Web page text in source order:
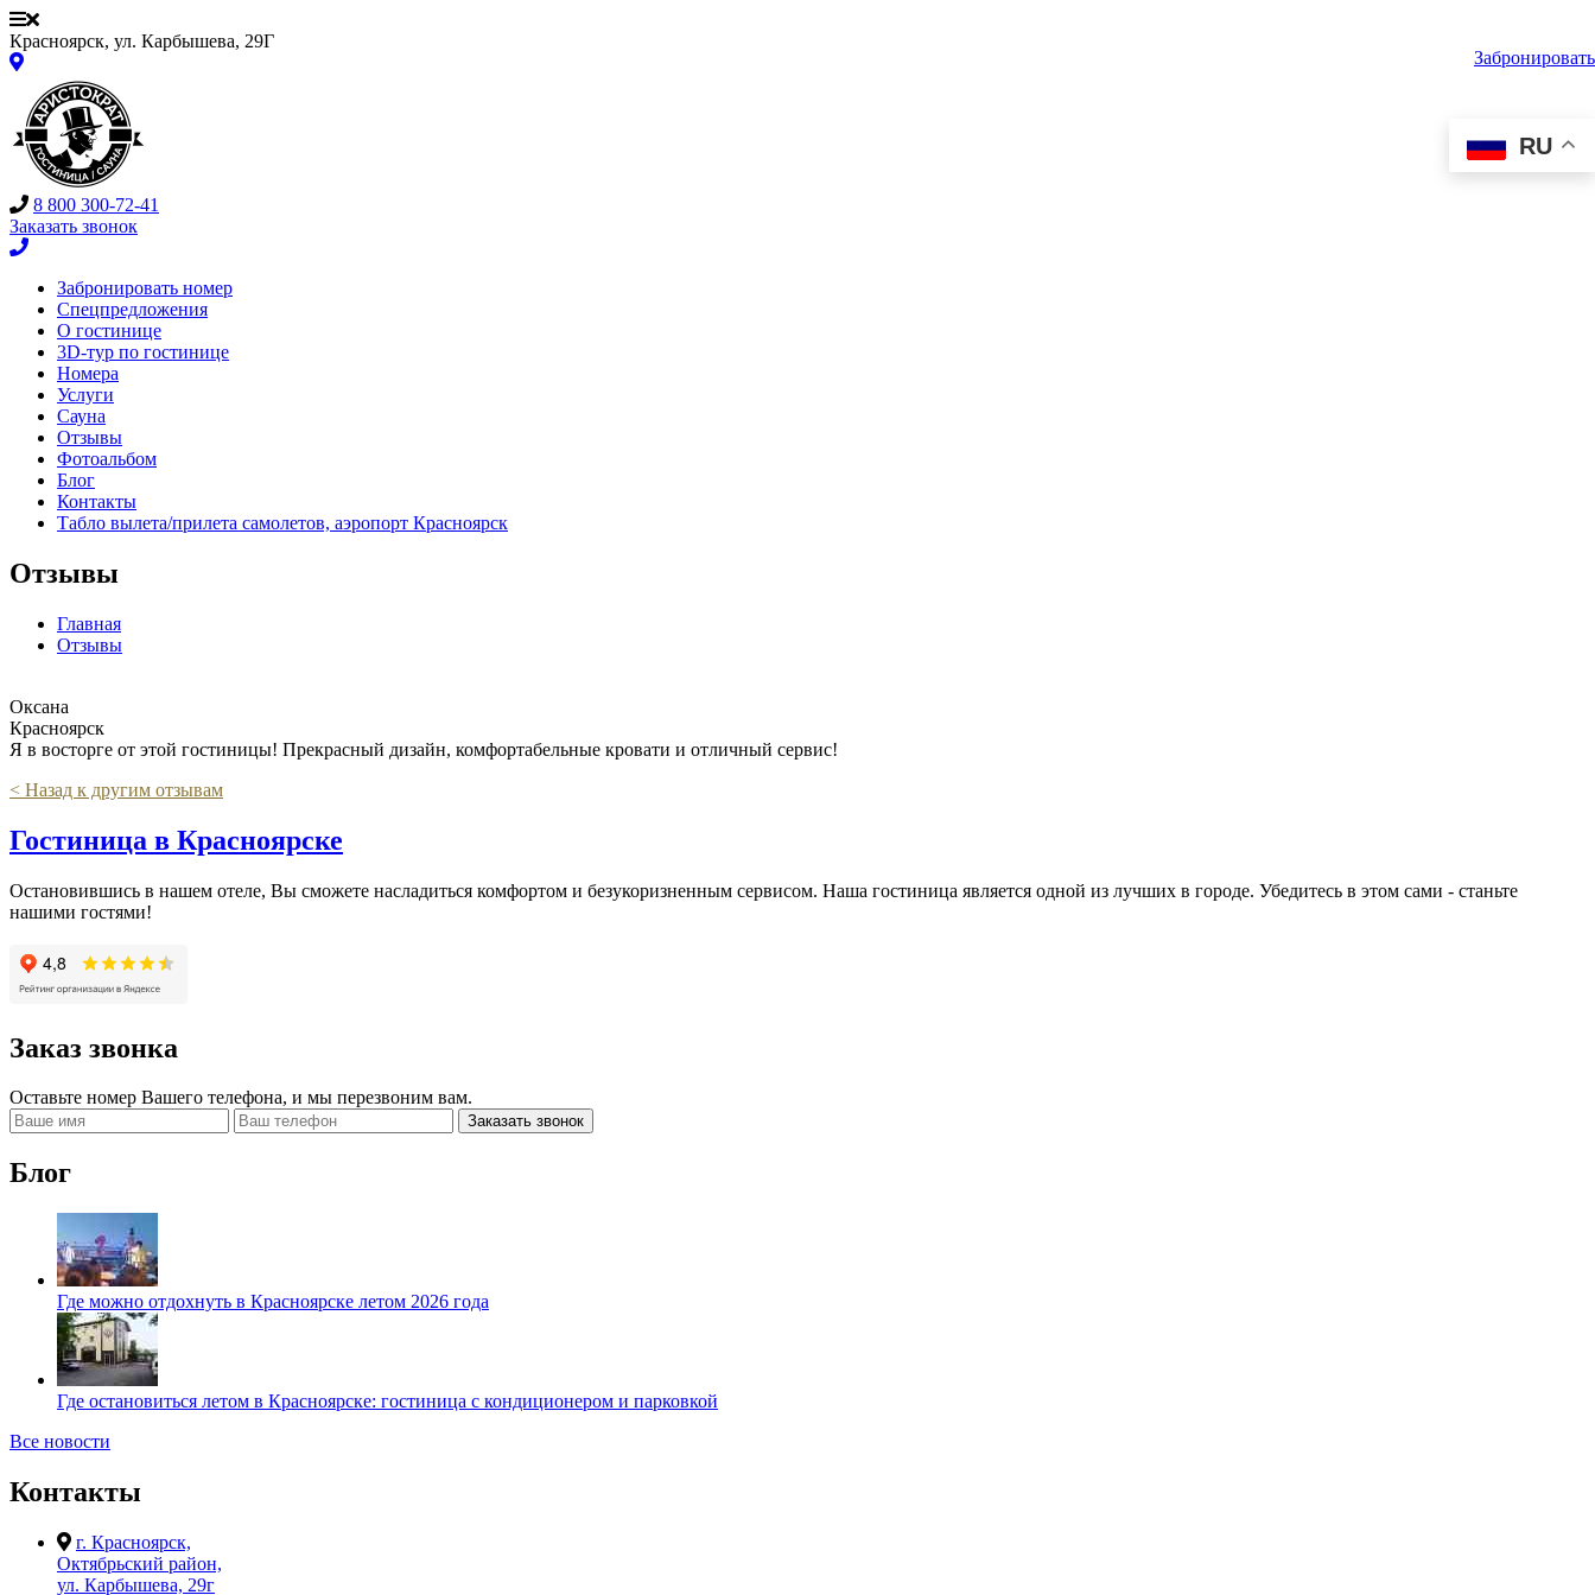
Красноярск, ул. Карбышева, 29Г
8 800 300-72-41
Заказать звонок
RU
Забронировать
Забронировать номер
Спецпредложения
О гостинице
3D-тур по гостинице
Номера
Услуги
Сауна
Отзывы
Фотоальбом
Блог
Контакты
Табло вылета/прилета самолетов, аэропорт Красноярск
Отзывы
Главная
Отзывы
Оксана
Красноярск
Я в восторге от этой гостиницы! Прекрасный дизайн, комфортабельные кровати и отличный сервис!
< Назад к другим отзывам
Гостиница в Красноярске
Остановившись в нашем отеле, Вы сможете насладиться комфортом и безукоризненным сервисом. Наша гостиница является одной из лучших в городе. Убедитесь в этом сами - станьте
нашими гостями!
Заказ звонка
Оставьте номер Вашего телефона, и мы перезвоним вам.
Заказать звонок
Блог
Где можно отдохнуть в Красноярске летом 2026 года
Где остановиться летом в Красноярске: гостиница с кондиционером и парковкой
Все новости
Контакты
г. Красноярск,
Октябрьский район,
ул. Карбышева, 29г